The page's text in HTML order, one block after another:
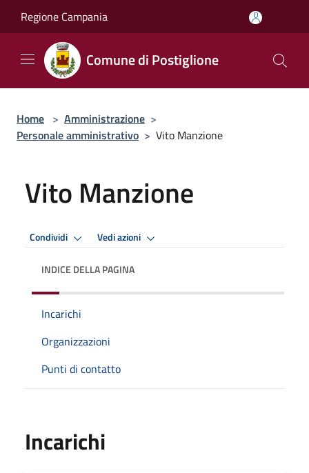
Regione Campania
Comune di Postiglione
Home > Amministrazione >
Personale amministrativo > Vito Manzione
Vito Manzione
Condividi Vedi azioni
INDICE DELLA PAGINA
Incarichi
Organizzazioni
Punti di contatto
Incarichi